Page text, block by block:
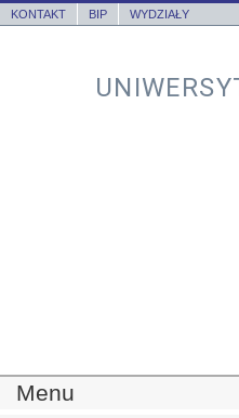
KONTAKT BIP WYDZIAŁY
Menu